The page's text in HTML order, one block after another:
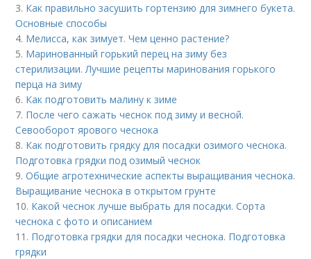
3. Как правильно засушить гортензию для зимнего букета.
Основные способы
4. Мелисса, как зимует. Чем ценно растение?
5. Маринованный горький перец на зиму без
стерилизации. Лучшие рецепты маринования горького
перца на зиму
6. Как подготовить малину к зиме
7. После чего сажать чеснок под зиму и весной.
Севооборот ярового чеснока
8. Как подготовить грядку для посадки озимого чеснока.
Подготовка грядки под озимый чеснок
9.Общие агротехнические аспекты выращивания чеснока.
Выращивание чеснока в открытом грунте
10. Какой чеснок лучше выбрать для посадки. Сорта
чеснока с фото и описанием
11. Подготовка грядки для посадки чеснока. Подготовка
грядки